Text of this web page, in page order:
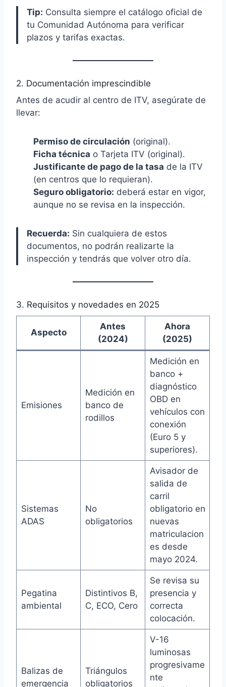
Tip: Consulta siempre el catálogo oficial de
tu Comunidad Autónoma para verificar
plazos y tarifas exactas.
2. Documentación imprescindible
Antes de acudir al centro de ITV, asegúrate de
llevar:
Permiso de circulación (original).
Ficha técnica o Tarjeta ITV (original).
Justificante de pago de la tasa de la ITV
(en centros que lo requieran).
Seguro obligatorio: deberá estar en vigor,
aunque no se revisa en la inspección.
Recuerda: Sin cualquiera de estos
documentos, no podrán realizarte la
inspección y tendrás que volver otro día.
3. Requisitos y novedades en 2025
Aspecto
Antes
(2024)
Ahora
(2025)
Emisiones
Medición en
banco de
rodillos
Medición en
banco +
diagnóstico
OBD en
vehículos con
conexión
(Euro 5 y
superiores).
Sistemas
ADAS
No
obligatorios
Avisador de
salida de
carril
obligatorio en
nuevas
matriculacion
es desde
mayo 2024.
Pegatina
ambiental
Distintivos B,
C, ECO, Cero
Se revisa su
presencia y
correcta
colocación.
Balizas de
emergencia
Triángulos
obligatorios
V-16
luminosas
progresivame
nte